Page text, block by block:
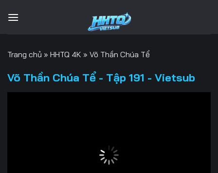
qua
Trang chủ » HHTQ 4K » Võ Thần Chúa Tể
Võ Thần Chúa Tể - Tập 191 - Vietsub